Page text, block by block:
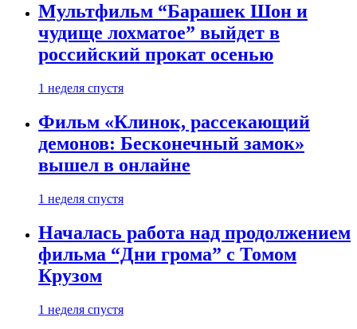
Мультфильм “Барашек Шон и
чудище лохматое” выйдет в
российский прокат осенью
1 неделя спустя
Фильм «Клинок, рассекающий
демонов: Бесконечный замок»
вышел в онлайне
1 неделя спустя
Началась работа над продолжением
фильма “Дни грома” с Томом
Крузом
1 неделя спустя